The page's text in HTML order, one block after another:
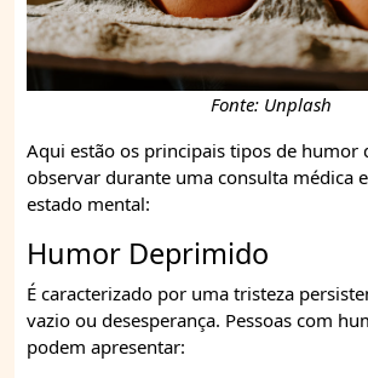
Fonte: Unplash
Aqui estão os principais tipos de humor
observar durante uma consulta médica
estado mental:
Humor Deprimido
É caracterizado por uma tristeza
vazio ou desesperança. Pessoas com
podem apresentar: